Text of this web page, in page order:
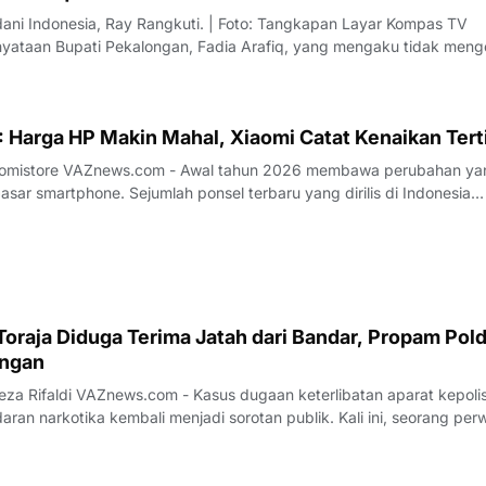
Indonesia, Ray Rangkuti. | Foto: Tangkapan Layar Kompas TV
Bupati Pekalongan, Fadia Arafiq, yang mengaku tidak
sorotan dari sejumlah pengamat politik. Salah satu kritik datang
Harga HP Makin Mahal, Xiaomi Catat Kenaikan
perubahan yang
smartphone. Sejumlah ponsel terbaru yang dirilis di Indonesia
harga dibandingkan generasi sebelumnya. Tren ini terjadi
Diduga Terima Jatah dari Bandar, Propam
aparat kepolisian
narkotika kembali menjadi sorotan publik. Kali ini, seorang
Kepala Satuan (Kasat) Narkoba di Polres Toraja Utara,